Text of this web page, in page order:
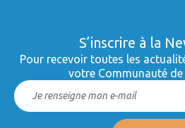
S’inscrire à la
Pour recevoir toutes les
votre Communauté de